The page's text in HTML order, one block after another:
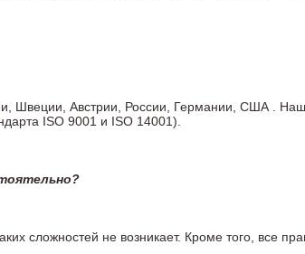
Швеции, Австрии, России, Германии, США .
ISO 9001 и ISO 14001).
сложностей не возникает. Кроме того, все